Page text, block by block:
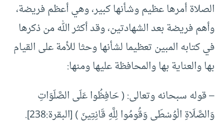
الصلاة أمرها عظيم وشأنها كبير، وهي أعظم فريضة،
وأهم فريضة بعد الشهادتين، وقد أكثر الله من ذكرها
في كتابه المبين تعظيما لشأنها وحثا للأمة على القيام
بها والعناية بها والمحافظة عليها ومنها:
– قوله سبحانه وتعالى: ( حَافِظُوا عَلَى الصَّلَوَاتِ
وَالصَّلَاةِ الْوُسْطَى وَقُومُوا لِلَّهِ قَانِتِينَ ) [البقرة:238].